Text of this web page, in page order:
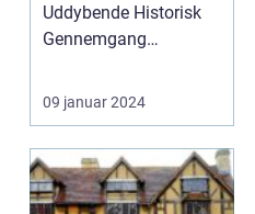
Uddybende Historisk
Gennemgang
09 januar 2024